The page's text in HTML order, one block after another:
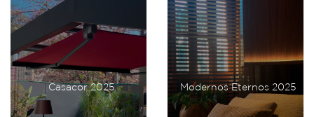
Casacor 2025 Modernos Eternos 2025